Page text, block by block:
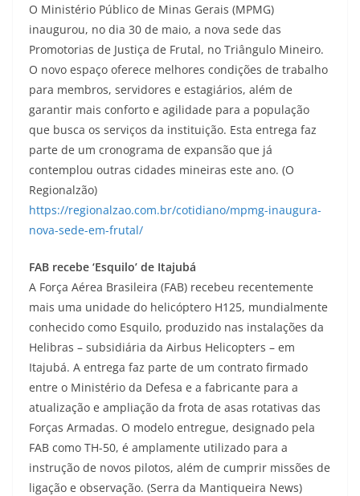
O Ministério Público de Minas Gerais (MPMG)
inaugurou, no dia 30 de maio, a nova sede das
Promotorias de Justiça de Frutal, no Triângulo Mineiro.
O novo espaço oferece melhores condições de trabalho
para membros, servidores e estagiários, além de
garantir mais conforto e agilidade para a população
que busca os serviços da instituição. Esta entrega faz
parte de um cronograma de expansão que já
contemplou outras cidades mineiras este ano. (O
Regionalzão)
https://regionalzao.com.br/cotidiano/mpmg-inaugura-
nova-sede-em-frutal/
FAB recebe ‘Esquilo’ de Itajubá
A Força Aérea Brasileira (FAB) recebeu recentemente
mais uma unidade do helicóptero H125, mundialmente
conhecido como Esquilo, produzido nas instalações da
Helibras – subsidiária da Airbus Helicopters – em
Itajubá. A entrega faz parte de um contrato firmado
entre o Ministério da Defesa e a fabricante para a
atualização e ampliação da frota de asas rotativas das
Forças Armadas. O modelo entregue, designado pela
FAB como TH-50, é amplamente utilizado para a
instrução de novos pilotos, além de cumprir missões de
ligação e observação. (Serra da Mantiqueira News)